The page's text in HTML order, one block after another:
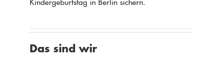
Kindergeburtstag in Berlin sichern.
Das sind wir